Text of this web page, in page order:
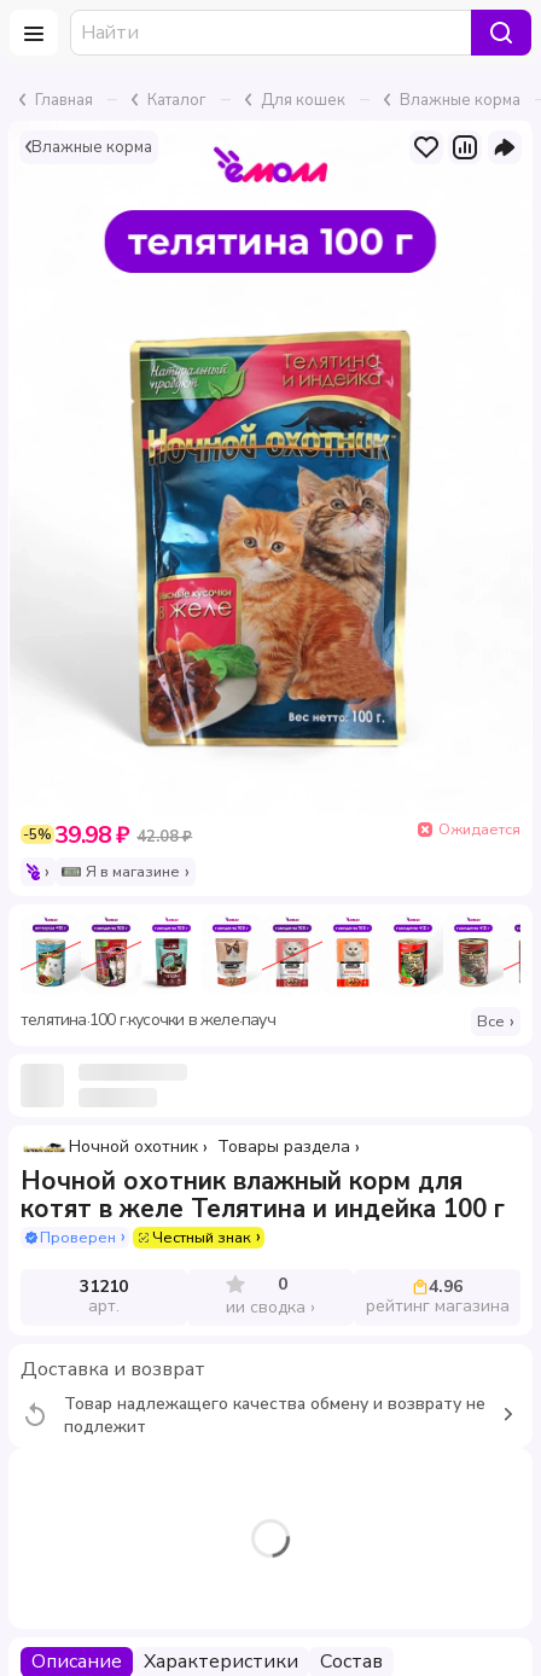
Главная – Каталог – Для кошек – Влажные корма
Влажные корма
-5% 39.98 ₽ 42.08 ₽
Ожидается
Я в магазине
телятина·100 г·кусочки в желе·пауч Все
Ночной охотник Товары раздела
Ночной охотник влажный корм для
котят в желе Телятина и индейка 100 г
Проверен Честный знак
31210
арт.
0
ии сводка
4.96
рейтинг магазина
Доставка и возврат
Товар надлежащего качества обмену и возврату не
подлежит
Описание Характеристики Состав